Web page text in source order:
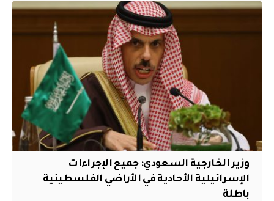
وزير الخارجية السعودي: جميع الإجراءات
الإسرائيلية الأحادية في الأراضي الفلسطينية
باطلة